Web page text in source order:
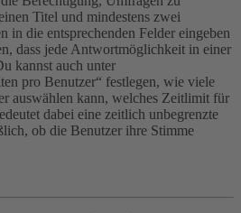
Titel und mindestens zwei
in die entsprechenden Felder eingeben
dass jede Antwortmöglichkeit in einer
kannst auch unter
pro Benutzer“ festlegen, wie viele
auswählen kann, welches Zeitlimit für
dabei eine zeitlich unbegrenzte
ob die Benutzer ihre Stimme